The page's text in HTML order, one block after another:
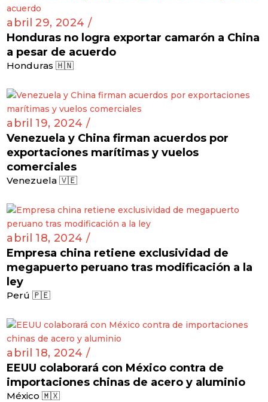
abril 29, 2024 /
Honduras no logra exportar camarón a China
a pesar de acuerdo
Honduras 🇭🇳
abril 19, 2024 /
Venezuela y China firman acuerdos por
exportaciones marítimas y vuelos
comerciales
Venezuela 🇻🇪
abril 18, 2024 /
Empresa china retiene exclusividad de
megapuerto peruano tras modificación a la
ley
Perú 🇵🇪
abril 18, 2024 /
EEUU colaborará con México contra de
importaciones chinas de acero y aluminio
México 🇲🇽